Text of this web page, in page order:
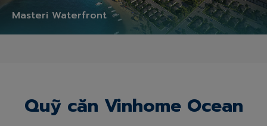
Masteri Waterfront
Quỹ căn Vinhome Ocean